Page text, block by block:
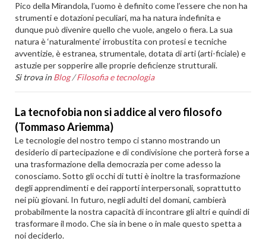
Pico della Mirandola, l’uomo è definito come l’essere che non ha
strumenti e dotazioni peculiari, ma ha natura indefinita e
dunque può divenire quello che vuole, angelo o fiera. La sua
natura è ‘naturalmente’ irrobustita con protesi e tecniche
avventizie, è estranea, strumentale, dotata di arti (arti-ficiale) e
astuzie per sopperire alle proprie deficienze strutturali.
Si trova in Blog /Filosofia e tecnologia
La tecnofobia non si addice al vero filosofo
(Tommaso Ariemma)
Le tecnologie del nostro tempo ci stanno mostrando un
desiderio di partecipazione e di condivisione che porterà forse a
una trasformazione della democrazia per come adesso la
conosciamo. Sotto gli occhi di tutti è inoltre la trasformazione
degli apprendimenti e dei rapporti interpersonali, soprattutto
nei più giovani. In futuro, negli adulti del domani, cambierà
probabilmente la nostra capacità di incontrare gli altri e quindi di
trasformare il modo. Che sia in bene o in male questo spetta a
noi deciderlo.